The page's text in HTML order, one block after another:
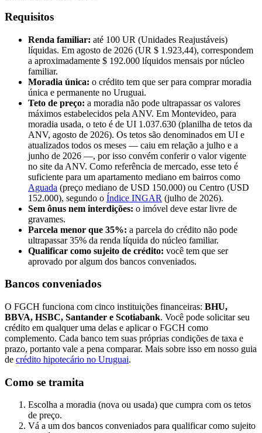
Requisitos
Renda familiar: até 100 UR (Unidades Reajustáveis)
líquidas. Em agosto de 2026 (UR $ 1.923,44), correspondem
a aproximadamente $ 192.000 líquidos mensais por núcleo
familiar.
Moradia única: o crédito tem que ser para comprar moradia
única e permanente no Uruguai.
Teto de preço: a moradia não pode ultrapassar os valores
máximos estabelecidos pela ANV. Em Montevideo, para
moradia usada, o teto é de UI 1.037.630 (planilha de tetos da
ANV, agosto de 2026). Os tetos são denominados em UI e
atualizados todos os meses — caiu em relação a julho e a
junho de 2026 —, por isso convém conferir o valor vigente
no site da ANV. Como referência de mercado, esse teto é
suficiente para um apartamento mediano em bairros como
Aguada (preço mediano de USD 150.000) ou Centro (USD
152.000), segundo o Índice INGAR (julho de 2026).
Sem ônus nem interdições: o imóvel deve estar livre de
gravames.
Parcela menor que 35%: a parcela do crédito não pode
ultrapassar 35% da renda líquida do núcleo familiar.
Qualificar como sujeito de crédito: você tem que ser
aprovado por algum dos bancos conveniados.
Bancos conveniados
O FGCH funciona com cinco instituições financeiras: BHU,
BBVA, HSBC, Santander e Scotiabank. Você pode solicitar seu
crédito em qualquer uma delas e aplicar o FGCH como
complemento. Cada banco tem suas próprias condições de taxa e
prazo, portanto vale a pena comparar. Mais sobre isso em nosso guia
de crédito hipotecário no Uruguai.
Como se tramita
Escolha a moradia (nova ou usada) que cumpra com os tetos
de preço.
Vá a um dos bancos conveniados para qualificar como sujeito